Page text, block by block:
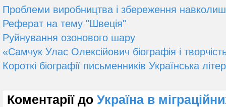
Проблеми виробництва і збереження
Реферат на тему "Швеція"
Руйнування озонового шару
«Cамчук Улас Олексійович біографія і
Короткі біографії письменників Українська
Коментарії до Україна в